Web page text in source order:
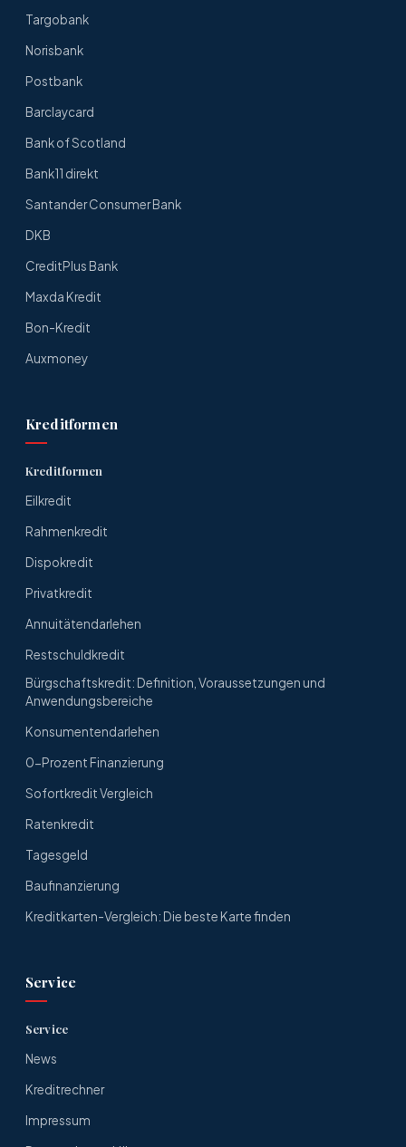
Targobank
Norisbank
Postbank
Barclaycard
Bank of Scotland
Bank11 direkt
Santander Consumer Bank
DKB
CreditPlus Bank
Maxda Kredit
Bon-Kredit
Auxmoney
Kreditformen
Kreditformen
Eilkredit
Rahmenkredit
Dispokredit
Privatkredit
Annuitätendarlehen
Restschuldkredit
Bürgschaftskredit: Definition, Voraussetzungen und
Anwendungsbereiche
Konsumentendarlehen
0-Prozent Finanzierung
Sofortkredit Vergleich
Ratenkredit
Tagesgeld
Baufinanzierung
Kreditkarten-Vergleich: Die beste Karte finden
Service
Service
News
Kreditrechner
Impressum